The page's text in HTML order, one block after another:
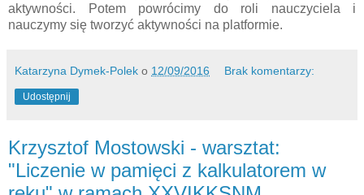
aktywności. Potem powrócimy do roli nauczyciela i
nauczymy się tworzyć aktywności na platformie.
Katarzyna Dymek-Polek o 12/09/2016 Brak komentarzy:
Udostępnij
Krzysztof Mostowski - warsztat:
"Liczenie w pamięci z kalkulatorem w